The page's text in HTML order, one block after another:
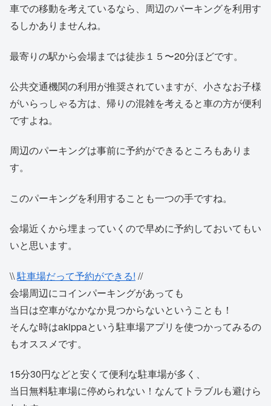
車での移動を考えているなら、周辺のパーキングを利用す
るしかありませんね。
最寄りの駅から会場までは徒歩１５〜20分ほどです。
公共交通機関の利用が推奨されていますが、小さなお子様
がいらっしゃる方は、帰りの混雑を考えると車の方が便利
ですよね。
周辺のパーキングは事前に予約ができるところもありま
す。
このパーキングを利用することも一つの手ですね。
会場近くから埋まっていくので早めに予約しておいてもい
いと思います。
\\駐車場だって予約ができる! //
会場周辺にコインパーキングがあっても
当日は空車がなかなか見つからないということも！
そんな時はakippaという駐車場アプリを使つかってみるの
もオススメです。
15分30円などと安くて便利な駐車場が多く、
当日無料駐車場に停められない！なんてトラブルも避けら